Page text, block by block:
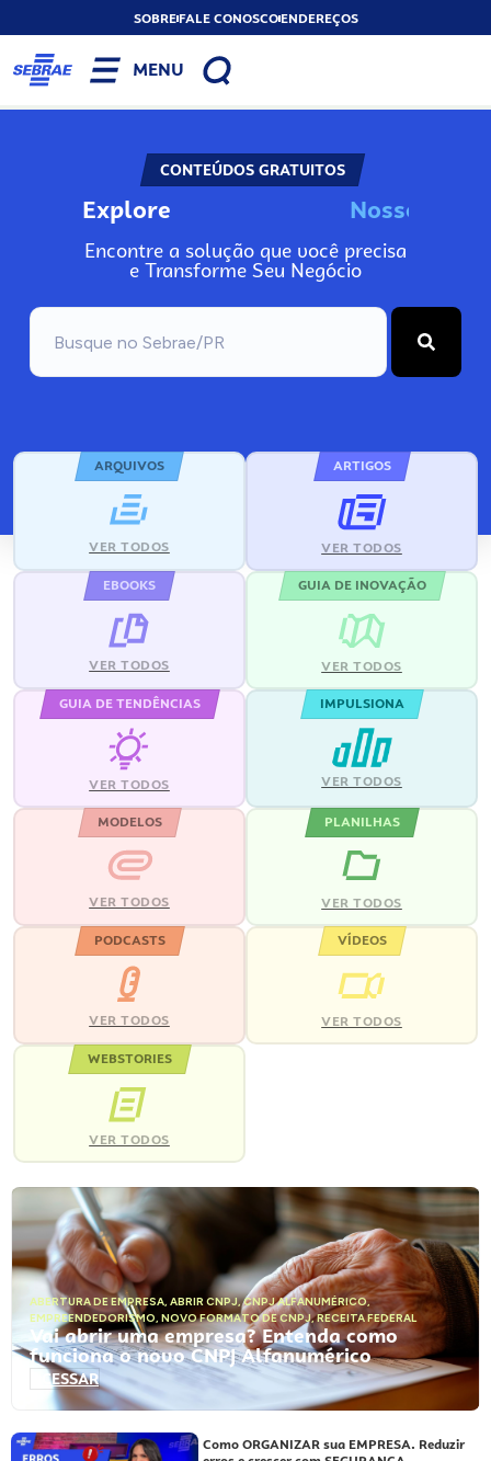
SOBREFALE CONOSCOENDEREÇOS
MENU
CONTEÚDOS GRATUITOS
Explore Nosso
Encontre a solução que você precisa
e Transforme Seu Negócio
ARQUIVOS
VER TODOS
ARTIGOS
VER TODOS
EBOOKS
VER TODOS
GUIA DE INOVAÇÃO
VER TODOS
GUIA DE TENDÊNCIAS
VER TODOS
IMPULSIONA
VER TODOS
MODELOS
VER TODOS
PLANILHAS
VER TODOS
PODCASTS
VER TODOS
VÍDEOS
VER TODOS
WEBSTORIES
VER TODOS
ABERTURA DE EMPRESA, ABRIR CNPJ,CNPJ ALFANUMÉRICO,
EMPREENDEDORISMO, NOVO FORMATO DE CNPJ,RECEITA FEDERAL
Vai abrir uma empresa? Entenda como
funciona o novo CNPJ Alfanumérico
ACESSAR
Como ORGANIZAR sua EMPRESA. Reduzir